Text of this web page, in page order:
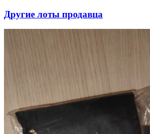
Другие лоты продавца